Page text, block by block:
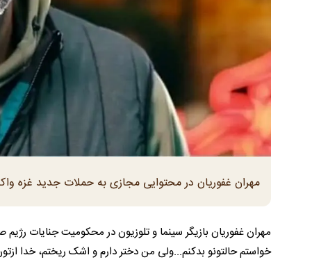
مهران غفوریان در محتوایی مجازی به حملات جدید غزه
مهران غفوریان بازیگر سینما و تلوزیون در محکومیت جنایات
خواستم حالتونو بدکنم...ولی من دختر دارم و اشک ریختم، خدا